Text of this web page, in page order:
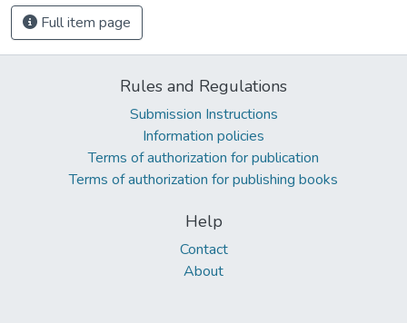
Full item page
Rules and Regulations
Submission Instructions
Information policies
Terms of authorization for publication
Terms of authorization for publishing books
Help
Contact
About